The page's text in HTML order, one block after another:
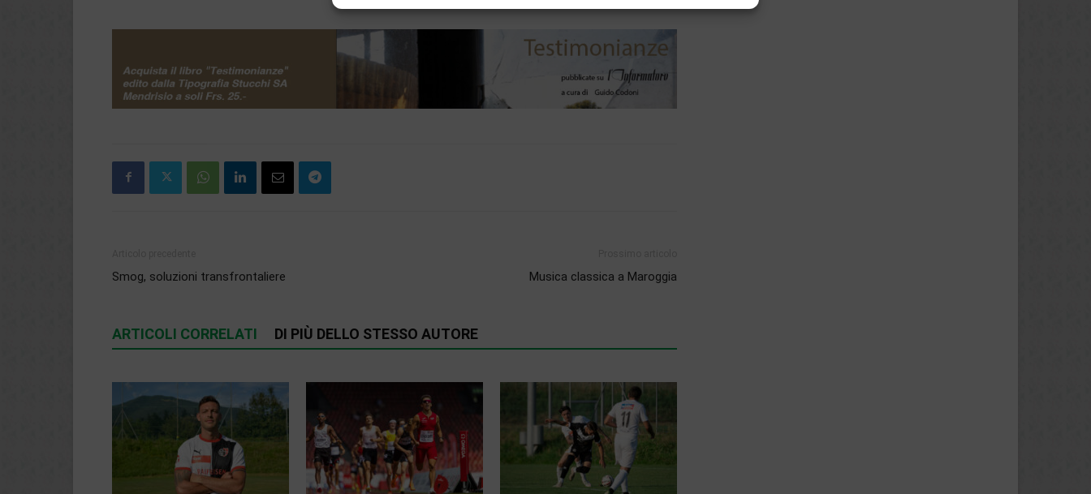
Smog, soluzioni transfrontaliere Musica classica a Maroggia
ARTICOLI CORRELATI DI PIÙ DELLO STESSO AUTORE